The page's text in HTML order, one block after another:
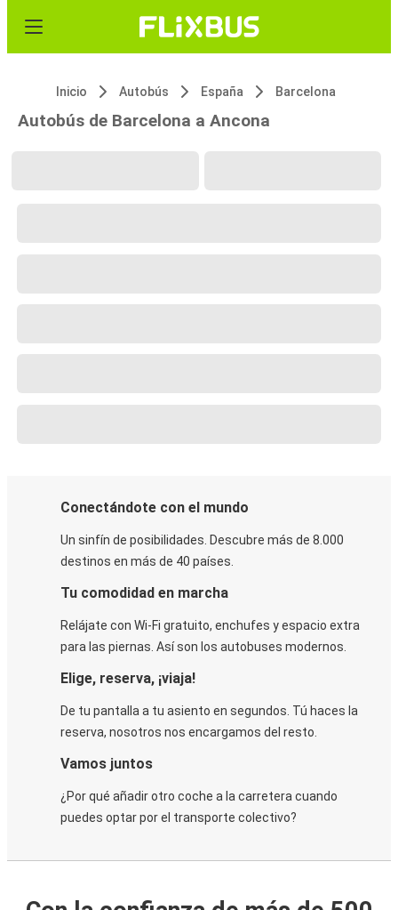
Inicio Autobús España Barcelona
Autobús de Barcelona a Ancona
Conectándote con el mundo
Un sinfín de posibilidades. Descubre más de 8.000
destinos en más de 40 países.
Tu comodidad en marcha
Relájate con Wi-Fi gratuito, enchufes y espacio extra
para las piernas. Así son los autobuses modernos.
Elige, reserva, ¡viaja!
De tu pantalla a tu asiento en segundos. Tú haces la
reserva, nosotros nos encargamos del resto.
Vamos juntos
¿Por qué añadir otro coche a la carretera cuando
puedes optar por el transporte colectivo?